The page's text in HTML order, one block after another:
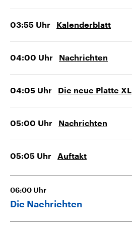
03:55 Uhr Kalenderblatt
04:00 Uhr Nachrichten
04:05 Uhr Die neue Platte XL
05:00 Uhr Nachrichten
05:05 Uhr Auftakt
06:00 Uhr
Die Nachrichten